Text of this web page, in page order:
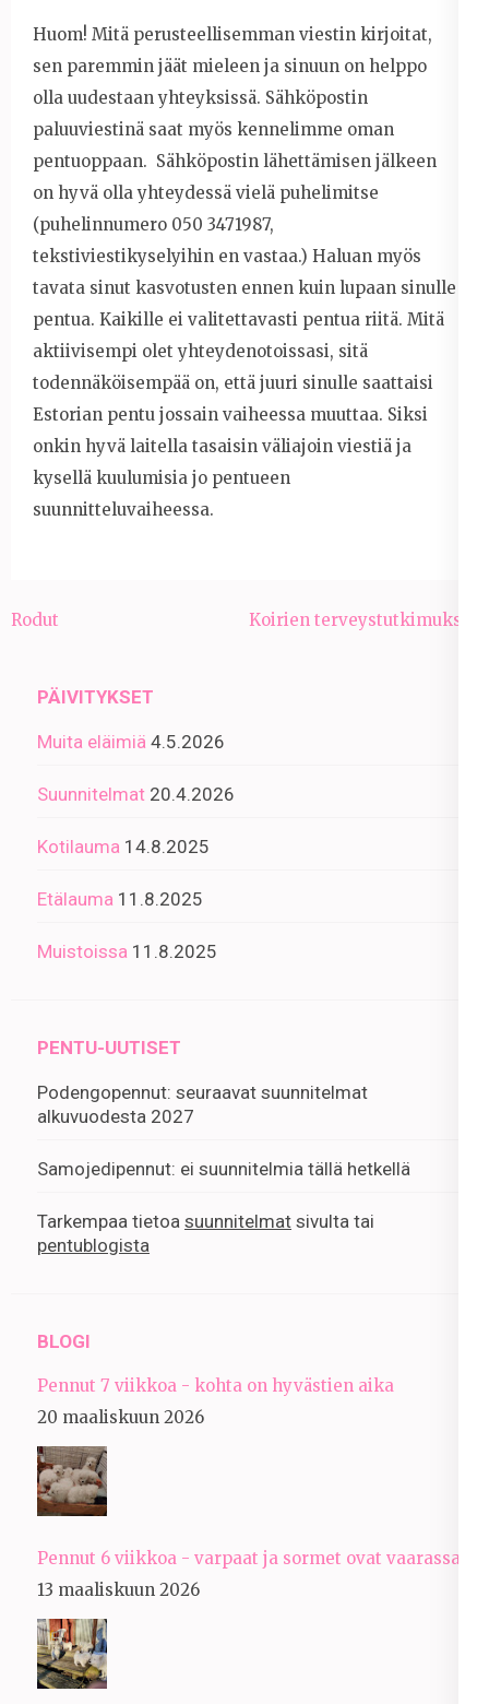
Huom! Mitä perusteellisemman viestin kirjoitat,
sen paremmin jäät mieleen ja sinuun on helppo
olla uudestaan yhteyksissä. Sähköpostin
paluuviestinä saat myös kennelimme oman
pentuoppaan. Sähköpostin lähettämisen jälkeen
on hyvä olla yhteydessä vielä puhelimitse
(puhelinnumero 050 3471987,
tekstiviestikyselyihin en vastaa.) Haluan myös
tavata sinut kasvotusten ennen kuin lupaan sinulle
pentua. Kaikille ei valitettavasti pentua riitä. Mitä
aktiivisempi olet yhteydenotoissasi, sitä
todennäköisempää on, että juuri sinulle saattaisi
Estorian pentu jossain vaiheessa muuttaa. Siksi
onkin hyvä laitella tasaisin väliajoin viestiä ja
kysellä kuulumisia jo pentueen
suunnitteluvaiheessa.
Artikkelien
Rodut Koirien terveystutkimukset
PÄIVITYKSET
Muita eläimiä 4.5.2026
Suunnitelmat 20.4.2026
Kotilauma 14.8.2025
Etälauma 11.8.2025
Muistoissa 11.8.2025
PENTU-UUTISET
Podengopennut: seuraavat suunnitelmat
alkuvuodesta 2027
Samojedipennut: ei suunnitelmia tällä hetkellä
Tarkempaa tietoa suunnitelmat sivulta tai
pentublogista
BLOGI
Pennut 7 viikkoa - kohta on hyvästien aika
20 maaliskuun 2026
Pennut 6 viikkoa - varpaat ja sormet ovat vaarassa
13 maaliskuun 2026